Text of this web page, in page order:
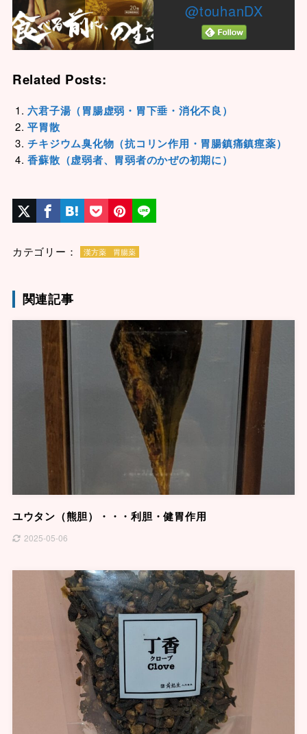
@touhanDX
Related Posts:
六君子湯（胃腸虚弱・胃下垂・消化不良）
平胃散
チキジウム臭化物（抗コリン作用・胃腸鎮痛鎮痙薬）
香蘇散（虚弱者、胃弱者のかぜの初期に）
カテゴリー： 漢方薬 胃腸薬
関連記事
ユウタン（熊胆）・・・利胆・健胃作用
2025-05-06